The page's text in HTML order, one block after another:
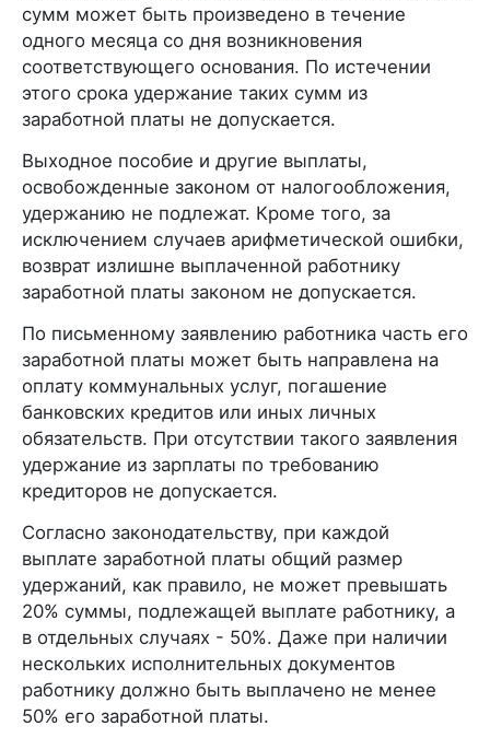
сумм может быть произведено в течение
одного месяца со дня возникновения
соответствующего основания. По истечении
этого срока удержание таких сумм из
заработной платы не допускается.
Выходное пособие и другие выплаты,
освобожденные законом от налогообложения,
удержанию не подлежат. Кроме того, за
исключением случаев арифметической ошибки,
возврат излишне выплаченной работнику
заработной платы законом не допускается.
По письменному заявлению работника часть его
заработной платы может быть направлена на
оплату коммунальных услуг, погашение
банковских кредитов или иных личных
обязательств. При отсутствии такого заявления
удержание из зарплаты по требованию
кредиторов не допускается.
Согласно законодательству, при каждой
выплате заработной платы общий размер
удержаний, как правило, не может превышать
20% суммы, подлежащей выплате работнику, а
в отдельных случаях - 50%. Даже при наличии
нескольких исполнительных документов
работнику должно быть выплачено не менее
50% его заработной платы.